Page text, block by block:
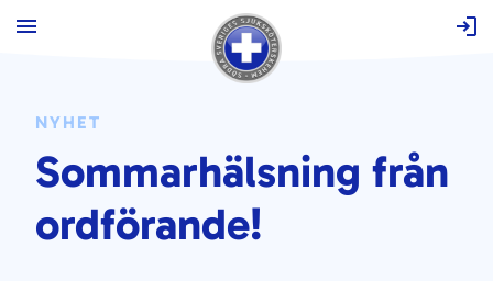
innehållNYHET
Sommarhälsning från
ordförande!